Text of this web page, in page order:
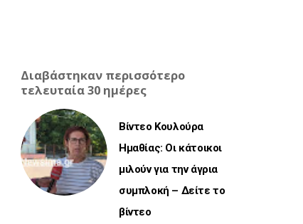
Διαβάστηκαν περισσότερο
τελευταία 30 ημέρες
Βίντεο Κουλούρα
Ημαθίας: Οι κάτοικοι
μιλούν για την άγρια
συμπλοκή – Δείτε το
βίντεο